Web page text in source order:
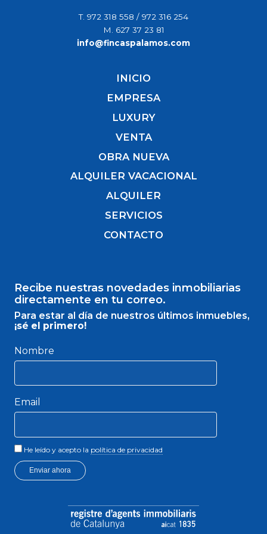
T. 972 318 558 / 972 316 254
M. 627 37 23 81
info@fincaspalamos.com
INICIO
EMPRESA
LUXURY
VENTA
OBRA NUEVA
ALQUILER VACACIONAL
ALQUILER
SERVICIOS
CONTACTO
Recibe nuestras novedades inmobiliarias
directamente en tu correo.
Para estar al día de nuestros últimos inmuebles,
¡sé el primero!
Nombre
Email
He leído y acepto la política de privacidad
Enviar ahora